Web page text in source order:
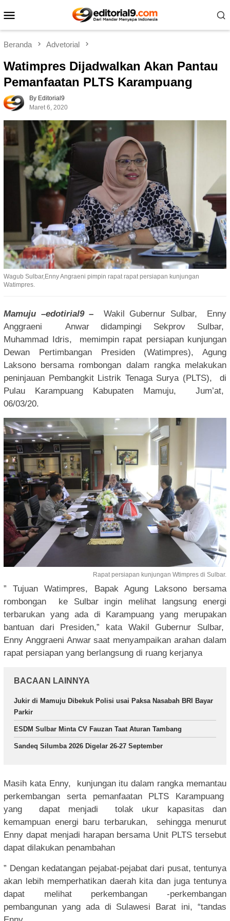
ke
Mobile
Beranda Advetorial
Watimpres Dijadwalkan Akan Pantau
Pemanfaatan PLTS Karampuang
By Editorial9
Maret 6, 2020
Wagub Sulbar,Enny Angraeni pimpin rapat rapat persiapan kunjungan
Watimpres.
Mamuju –edotirial9 –
Wakil Gubernur Sulbar, Enny
Anggraeni Anwar didampingi Sekprov Sulbar,
Muhammad Idris, memimpin rapat persiapan kunjungan
Dewan Pertimbangan Presiden (Watimpres), Agung
Laksono bersama rombongan dalam rangka melakukan
peninjauan Pembangkit Listrik Tenaga Surya (PLTS), di
Pulau Karampuang Kabupaten Mamuju, Jum’at,
06/03/20.
Rapat persiapan kunjungan Wtimpres di Sulbar.
” Tujuan Watimpres, Bapak Agung Laksono bersama
rombongan ke Sulbar ingin melihat langsung energi
terbarukan yang ada di Karampuang yang merupakan
bantuan dari Presiden,” kata Wakil Gubernur Sulbar,
Enny Anggraeni Anwar saat menyampaikan arahan dalam
rapat persiapan yang berlangsung di ruang kerjanya
BACAAN LAINNYA
Jukir di Mamuju Dibekuk Polisi usai Paksa Nasabah BRI Bayar
Parkir
ESDM Sulbar Minta CV Fauzan Taat Aturan Tambang
Sandeq Silumba 2026 Digelar 26-27 September
Masih kata Enny, kunjungan itu dalam rangka memantau
perkembangan serta pemanfaatan PLTS Karampuang
yang dapat menjadi tolak ukur kapasitas dan
kemampuan energi baru terbarukan, sehingga menurut
Enny dapat menjadi harapan bersama Unit PLTS tersebut
dapat dilakukan penambahan
” Dengan kedatangan pejabat-pejabat dari pusat, tentunya
akan lebih memperhatikan daerah kita dan juga tentunya
dapat melihat perkembangan -perkembangan
pembangunan yang ada di Sulawesi Barat ini, “tandas